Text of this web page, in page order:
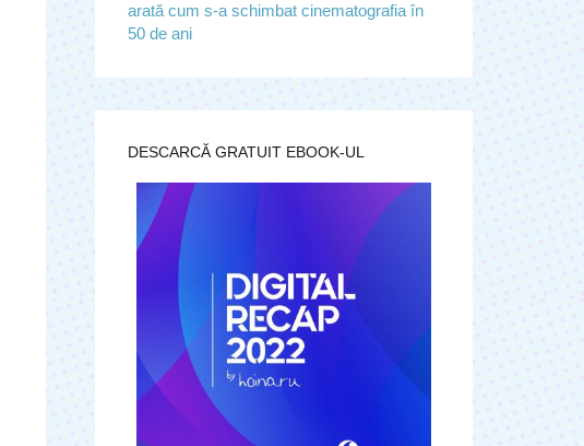
arată cum s-a schimbat cinematografia în
50 de ani
DESCARCĂ GRATUIT EBOOK-UL